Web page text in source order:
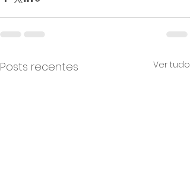
Posts recentes Ver tudo